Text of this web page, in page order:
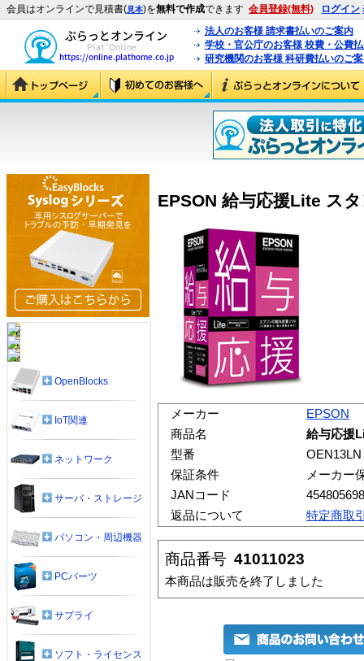
会員はオンラインで見積書(見本)を無料で作成できます 会員登録(無料) ログイン
法人のお客様 請求書払いのご案内
学校・官公庁のお客様 校費・公費
研究機関のお客様 科研費払いのご
EPSON 給与応援Lite ス
メーカー
EPSON
商品名
給与応援
型番
OEN13LN
保証条件
メーカー
JANコード
返品について
特定商取
商品番号 41011023
本商品は販売を終了しました
OpenBlocks
IoT関連
ネットワーク
サーバ・ストレージ
パソコン・周辺機器
PCパーツ
サプライ
ソフト・ライセンス